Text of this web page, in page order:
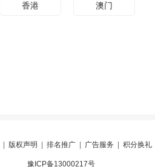
香港 澳门
版权声明 排名推广 广告服务 积分换礼
豫ICP备13000217号